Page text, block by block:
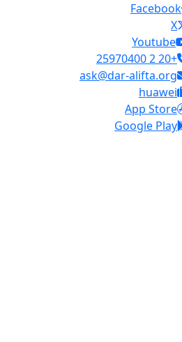
Facebook
X
Youtube
+20 2 25970400
ask@dar-alifta.org
huawei
App Store
Google Play